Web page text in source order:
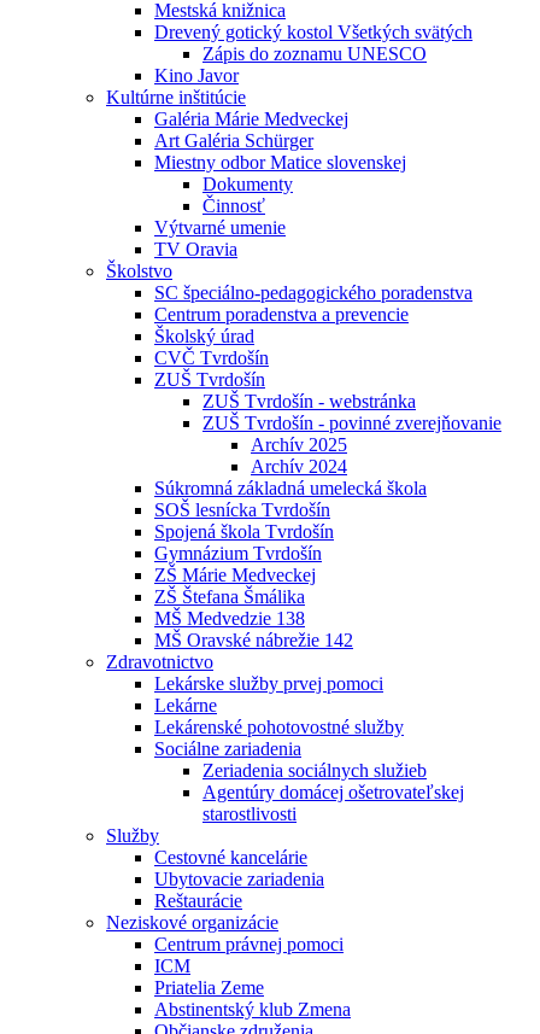
Mestská knižnica
Drevený gotický kostol Všetkých svätých
Zápis do zoznamu UNESCO
Kino Javor
Kultúrne inštitúcie
Galéria Márie Medveckej
Art Galéria Schürger
Miestny odbor Matice slovenskej
Dokumenty
Činnosť
Výtvarné umenie
TV Oravia
Školstvo
SC špeciálno-pedagogického poradenstva
Centrum poradenstva a prevencie
Školský úrad
CVČ Tvrdošín
ZUŠ Tvrdošín
ZUŠ Tvrdošín - webstránka
ZUŠ Tvrdošín - povinné zverejňovanie
Archív 2025
Archív 2024
Súkromná základná umelecká škola
SOŠ lesnícka Tvrdošín
Spojená škola Tvrdošín
Gymnázium Tvrdošín
ZŠ Márie Medveckej
ZŠ Štefana Šmálika
MŠ Medvedzie 138
MŠ Oravské nábrežie 142
Zdravotnictvo
Lekárske služby prvej pomoci
Lekárne
Lekárenské pohotovostné služby
Sociálne zariadenia
Zeriadenia sociálnych služieb
Agentúry domácej ošetrovateľskej
starostlivosti
Služby
Cestovné kancelárie
Ubytovacie zariadenia
Reštaurácie
Neziskové organizácie
Centrum právnej pomoci
ICM
Priatelia Zeme
Abstinentský klub Zmena